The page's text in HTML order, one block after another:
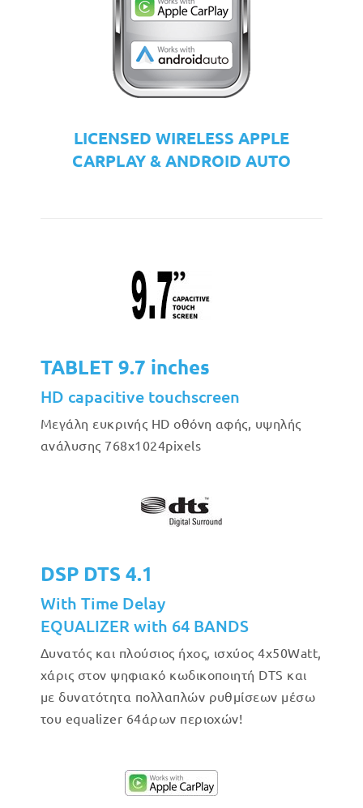
LICENSED WIRELESS APPLE
CARPLAY & ANDROID AUTO
TABLET 9.7 inches
HD capacitive touchscreen
Μεγάλη ευκρινής HD οθόνη αφής, υψηλής
ανάλυσης 768x1024pixels
DSP DTS 4.1
With Time Delay
EQUALIZER with 64 BANDS
Δυνατός και πλούσιος ήχος, ισχύος 4x50Watt,
χάρις στον ψηφιακό κωδικοποιητή DTS και
με δυνατότητα πολλαπλών ρυθμίσεων μέσω
του equalizer 64άρων περιοχών!